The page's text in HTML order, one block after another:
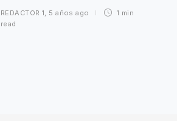
REDACTOR 1, 5 años ago
1 min
read